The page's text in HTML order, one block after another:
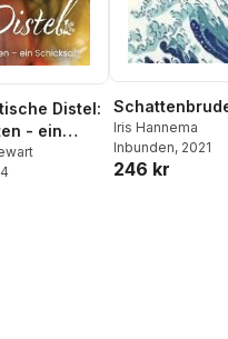
Distel:
- ein
Iris Hannema
Inbunden, 2021
246 kr